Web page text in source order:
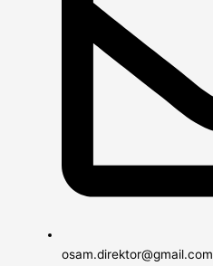
osam.direktor@gmail.com